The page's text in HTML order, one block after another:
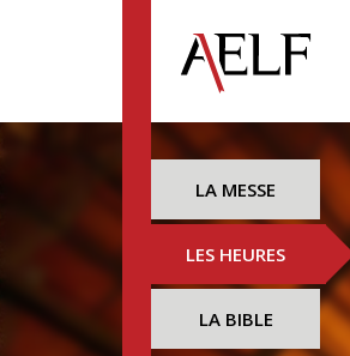
LA MESSE
LES HEURES
LA BIBLE